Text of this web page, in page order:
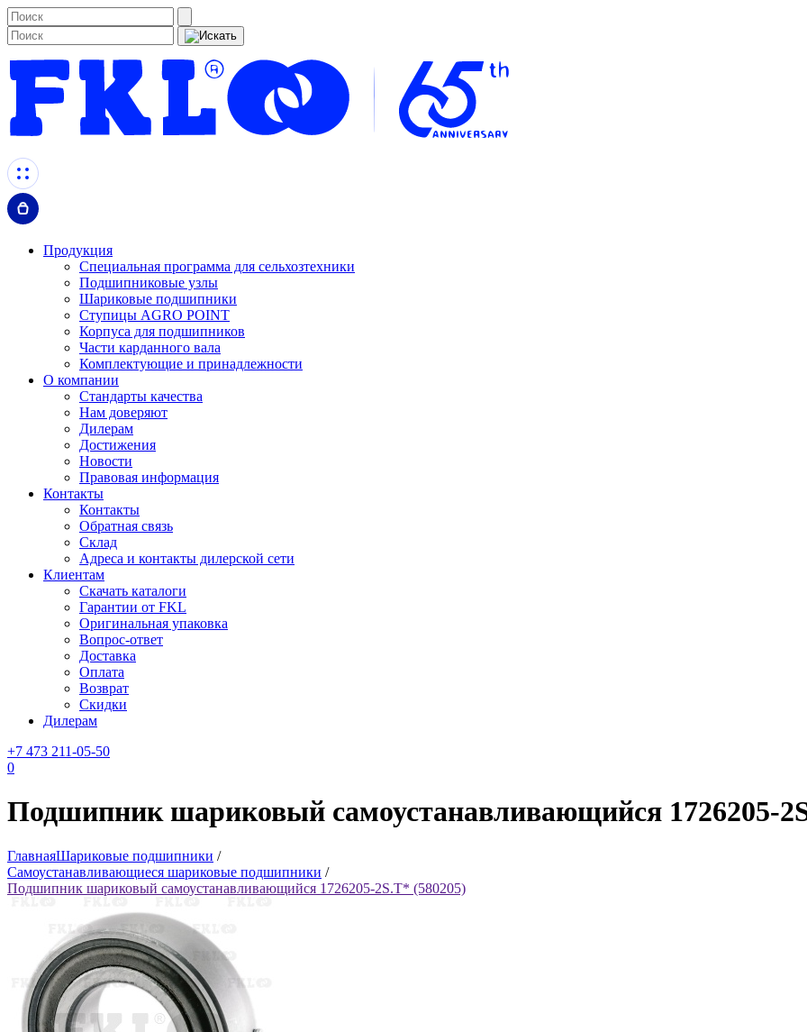
Продукция
Специальная программа для сельхозтехники
Подшипниковые узлы
Шариковые подшипники
Ступицы AGRO POINT
Корпуса для подшипников
Части карданного вала
Комплектующие и принадлежности
О компании
Стандарты качества
Нам доверяют
Дилерам
Достижения
Новости
Правовая информация
Контакты
Контакты
Обратная связь
Склад
Адреса и контакты дилерской сети
Клиентам
Скачать каталоги
Гарантии от FKL
Оригинальная упаковка
Вопрос-ответ
Доставка
Оплата
Возврат
Скидки
Дилерам
+7 473 211-05-50
0
Подшипник шариковый самоустанавливающийся 1726205-
ГлавнаяШариковые подшипники /
Самоустанавливающиеся шариковые подшипники /
Подшипник шариковый самоустанавливающийся 1726205-2S.T* (580205)